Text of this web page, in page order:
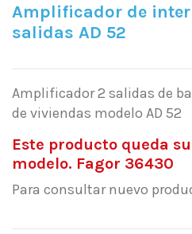
Amplificador de
salidas AD 52
Amplificador 2 salidas de
de viviendas modelo AD 52
Este producto queda
modelo. Fagor 36430
Para consultar nuevo